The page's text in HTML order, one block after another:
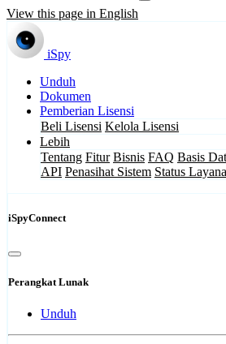
View this page in English
iSpy
Unduh
Dokumen
Pemberian Lisensi
Beli Lisensi Kelola Lisensi
Lebih
Tentang Fitur Bisnis FAQ Basis
API Penasihat Sistem Status
iSpyConnect
Perangkat Lunak
Unduh